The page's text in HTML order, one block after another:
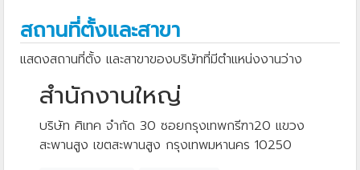
สถานที่ตั้งและสาขา
แสดงสถานที่ตั้ง และสาขาของบริษัทที่มีตำแหน่งงานว่าง
สำนักงานใหญ่
บริษัท ศิเทค จำกัด 30 ซอยกรุงเทพกรีฑา20 แขวง
สะพานสูง เขตสะพานสูง กรุงเทพมหานคร 10250